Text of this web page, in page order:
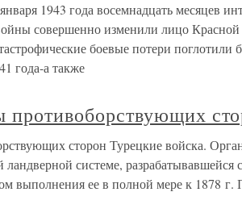
1943 года восемнадцать месяцев
совершенно изменили лицо
боевые потери
года-а также
сторон Турецкие войска.
системе, разрабатывавшейся
выполнения ее в полной мере к 1878 г.